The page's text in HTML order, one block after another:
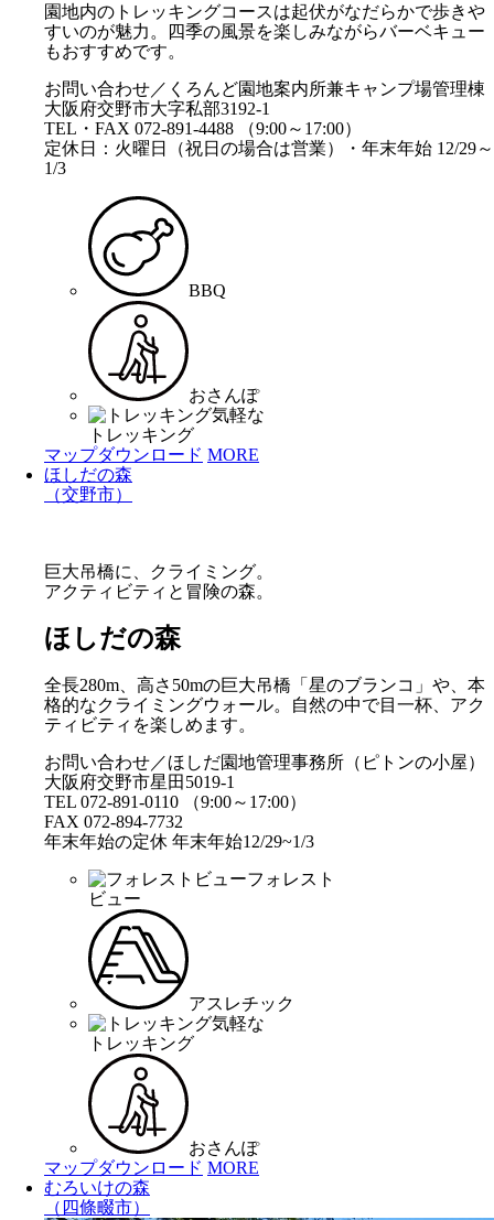
園地内のトレッキングコースは起伏がなだらかで歩きや
すいのが魅力。四季の風景を楽しみながらバーベキュー
もおすすめです。
お問い合わせ／くろんど園地案内所兼キャンプ場管理棟
大阪府交野市大字私部3192-1
TEL・FAX 072-891-4488 （9:00～17:00）
定休日：火曜日（祝日の場合は営業）・年末年始 12/29～
1/3
BBQ
おさんぽ
気軽な
トレッキング
マップダウンロード MORE
ほしだの森
（交野市）
巨大吊橋に、クライミング。
アクティビティと冒険の森。
ほしだの森
全長280m、高さ50mの巨大吊橋「星のブランコ」や、本
格的なクライミングウォール。自然の中で目一杯、アク
ティビティを楽しめます。
お問い合わせ／ほしだ園地管理事務所（ピトンの小屋）
大阪府交野市星田5019-1
TEL 072-891-0110 （9:00～17:00）
FAX 072-894-7732
年末年始の定休 年末年始12/29~1/3
フォレスト
ビュー
アスレチック
気軽な
トレッキング
おさんぽ
マップダウンロード MORE
むろいけの森
（四條畷市）